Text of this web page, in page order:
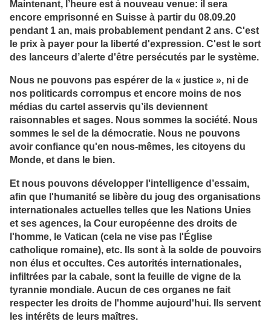
Maintenant, l’heure est à nouveau venue: il sera
encore emprisonné en Suisse à partir du 08.09.20
pendant 1 an, mais probablement pendant 2 ans. C'est
le prix à payer pour la liberté d'expression. C'est le sort
des lanceurs d’alerte d'être persécutés par le système.
Nous ne pouvons pas espérer de la « justice », ni de
nos politicards corrompus et encore moins de nos
médias du cartel asservis qu’ils deviennent
raisonnables et sages. Nous sommes la société. Nous
sommes le sel de la démocratie. Nous ne pouvons
avoir confiance qu'en nous-mêmes, les citoyens du
Monde, et dans le bien.
Et nous pouvons développer l'intelligence d’essaim,
afin que l'humanité se libère du joug des organisations
internationales actuelles telles que les Nations Unies
et ses agences, la Cour européenne des droits de
l'homme, le Vatican (cela ne vise pas l'Église
catholique romaine), etc. Ils sont à la solde de pouvoirs
non élus et occultes. Ces autorités internationales,
infiltrées par la cabale, sont la feuille de vigne de la
tyrannie mondiale. Aucun de ces organes ne fait
respecter les droits de l'homme aujourd'hui. Ils servent
les intérêts de leurs maîtres.